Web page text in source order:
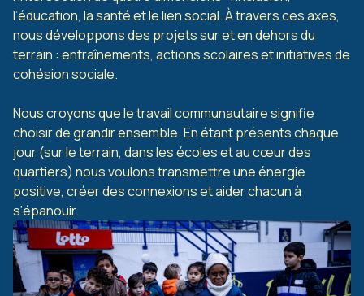
l’éducation, la santé et le lien social. À travers ces axes,
nous développons des projets sur et en dehors du
terrain : entraînements, actions scolaires et initiatives de
cohésion sociale.
Nous croyons que le travail communautaire signifie
choisir de grandir ensemble. En étant présents chaque
jour (sur le terrain, dans les écoles et au cœur des
quartiers) nous voulons transmettre une énergie
positive, créer des connexions et aider chacun à
s’épanouir.